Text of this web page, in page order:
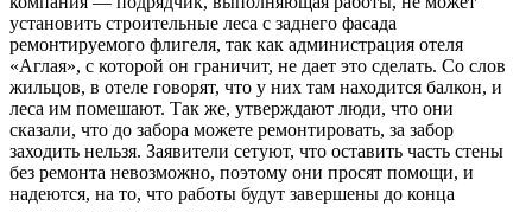
установить строительные леса с заднего фасада
ремонтируемого флигеля, так как администрация отеля
«Аглая», с которой он граничит, не дает это сделать. Со слов
жильцов, в отеле говорят, что у них там находится балкон, и
леса им помешают. Так же, утверждают люди, что они
сказали, что до забора можете ремонтировать, за забор
заходить нельзя. Заявители сетуют, что оставить часть стены
без ремонта невозможно, поэтому они просят помощи, и
надеются, на то, что работы будут завершены до конца